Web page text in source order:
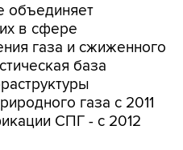
объединяет
в сфере
газа и сжиженного
база
газа с 2011
СПГ - с 2012